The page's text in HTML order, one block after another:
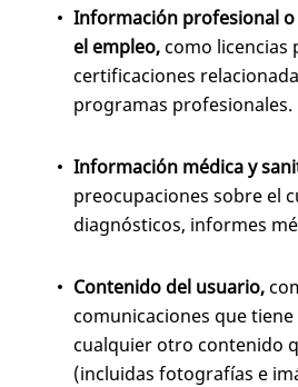
Información profesional
el empleo,como licencias
certificaciones
programas profesionales.
Información médica y
preocupaciones sobre el
diagnósticos, informes
Contenido del usuario,
comunicaciones que
cualquier otro contenido
(incluidas fotografías e